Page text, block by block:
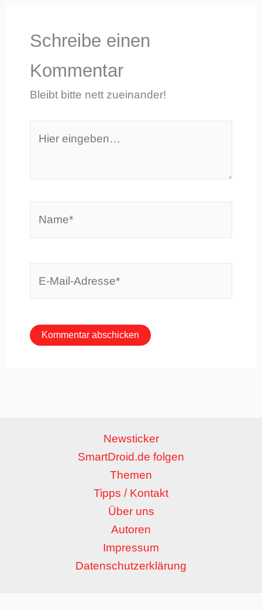
Schreibe einen
Kommentar
Bleibt bitte nett zueinander!
eingeben…
Newsticker
SmartDroid.de folgen
Themen
Tipps / Kontakt
Über uns
Autoren
Impressum
Datenschutzerklärung